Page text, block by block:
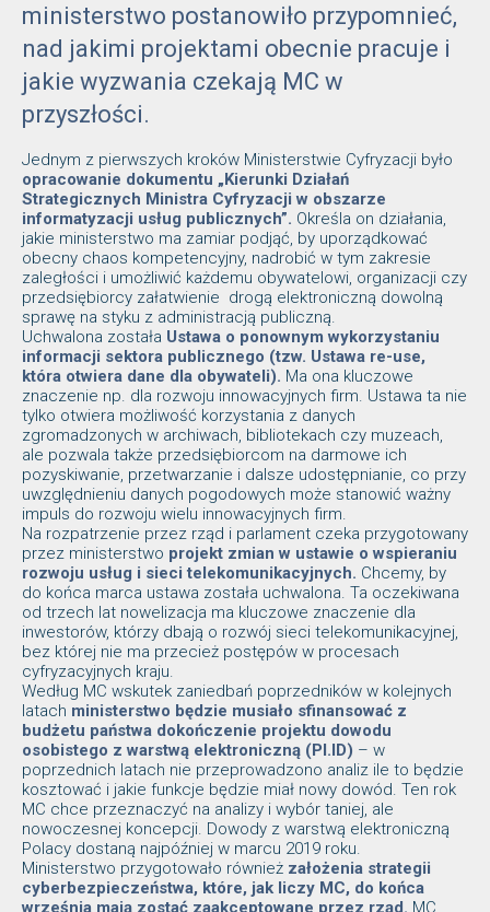
ministerstwo postanowiło przypomnieć,
nad jakimi projektami obecnie pracuje i
jakie wyzwania czekają MC w
przyszłości.
Jednym z pierwszych kroków Ministerstwie Cyfryzacji było
opracowanie dokumentu „Kierunki Działań
Strategicznych Ministra Cyfryzacji w obszarze
informatyzacji usług publicznych”. Określa on działania,
jakie ministerstwo ma zamiar podjąć, by uporządkować
obecny chaos kompetencyjny, nadrobić w tym zakresie
zaległości i umożliwić każdemu obywatelowi, organizacji czy
przedsiębiorcy załatwienie drogą elektroniczną dowolną
sprawę na styku z administracją publiczną.
Uchwalona została Ustawa o ponownym wykorzystaniu
informacji sektora publicznego (tzw. Ustawa re-use,
która otwiera dane dla obywateli). Ma ona kluczowe
znaczenie np. dla rozwoju innowacyjnych firm. Ustawa ta nie
tylko otwiera możliwość korzystania z danych
zgromadzonych w archiwach, bibliotekach czy muzeach,
ale pozwala także przedsiębiorcom na darmowe ich
pozyskiwanie, przetwarzanie i dalsze udostępnianie, co przy
uwzględnieniu danych pogodowych może stanowić ważny
impuls do rozwoju wielu innowacyjnych firm.
Na rozpatrzenie przez rząd i parlament czeka przygotowany
przez ministerstwo projekt zmian w ustawie o wspieraniu
rozwoju usług i sieci telekomunikacyjnych. Chcemy, by
do końca marca ustawa została uchwalona. Ta oczekiwana
od trzech lat nowelizacja ma kluczowe znaczenie dla
inwestorów, którzy dbają o rozwój sieci telekomunikacyjnej,
bez której nie ma przecież postępów w procesach
cyfryzacyjnych kraju.
Według MC wskutek zaniedbań poprzedników w kolejnych
latach ministerstwo będzie musiało sfinansować z
budżetu państwa dokończenie projektu dowodu
osobistego z warstwą elektroniczną (Pl.ID) – w
poprzednich latach nie przeprowadzono analiz ile to będzie
kosztować i jakie funkcje będzie miał nowy dowód. Ten rok
MC chce przeznaczyć na analizy i wybór taniej, ale
nowoczesnej koncepcji. Dowody z warstwą elektroniczną
Polacy dostaną najpóźniej w marcu 2019 roku.
Ministerstwo przygotowało również założenia strategii
cyberbezpieczeństwa, które, jak liczy MC, do końca
września mają zostać zaakceptowane przez rząd. MC